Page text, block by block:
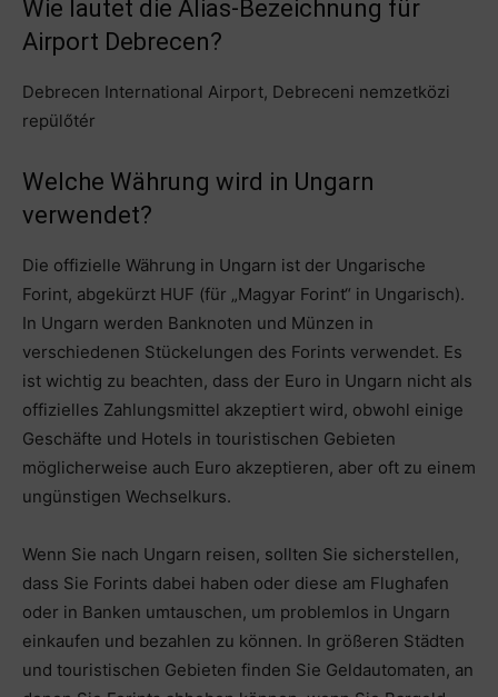
Wie lautet die Alias-Bezeichnung für
Airport Debrecen?
Debrecen International Airport, Debreceni nemzetközi
repülőtér
Welche Währung wird in Ungarn
verwendet?
Die offizielle Währung in Ungarn ist der Ungarische
Forint, abgekürzt HUF (für „Magyar Forint“ in Ungarisch).
In Ungarn werden Banknoten und Münzen in
verschiedenen Stückelungen des Forints verwendet. Es
ist wichtig zu beachten, dass der Euro in Ungarn nicht als
offizielles Zahlungsmittel akzeptiert wird, obwohl einige
Geschäfte und Hotels in touristischen Gebieten
möglicherweise auch Euro akzeptieren, aber oft zu einem
ungünstigen Wechselkurs.
Wenn Sie nach Ungarn reisen, sollten Sie sicherstellen,
dass Sie Forints dabei haben oder diese am Flughafen
oder in Banken umtauschen, um problemlos in Ungarn
einkaufen und bezahlen zu können. In größeren Städten
und touristischen Gebieten finden Sie Geldautomaten, an